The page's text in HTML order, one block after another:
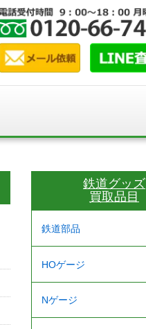
鉄道グッズ
買取品目
鉄道部品
HOゲージ
Nゲージ